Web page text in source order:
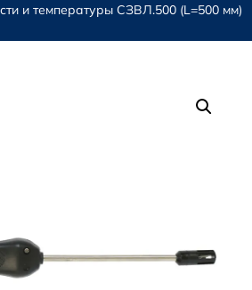
и температуры СЗВЛ.500 (L=500 мм)